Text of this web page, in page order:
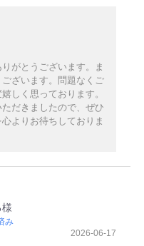
がとうございます。ま
ざいます。問題なくご
しく思っております。
だきましたので、ぜひ
よりお待ちしておりま
み
2026-06-17